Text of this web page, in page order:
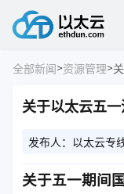
全部新闻>资源管理>
关于以太云五
发布人：以太云专
关于五一期间